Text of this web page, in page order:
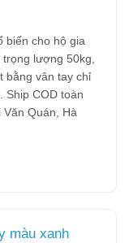
biến cho hộ gia
lượng 50kg,
bằng vân tay chỉ
Ship COD toàn
Quán, Hà
màu xanh